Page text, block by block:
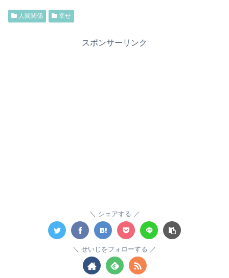
人間関係 幸せ
スポンサーリンク
シェアする
せいじをフォローする